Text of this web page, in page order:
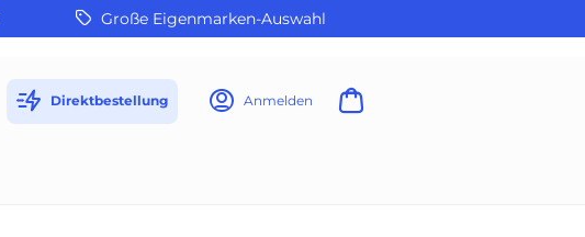
Große Eigenmarken-Auswahl
Direktbestellung Anmelden